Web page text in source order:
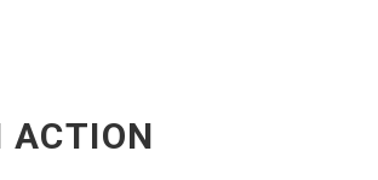
ACTION